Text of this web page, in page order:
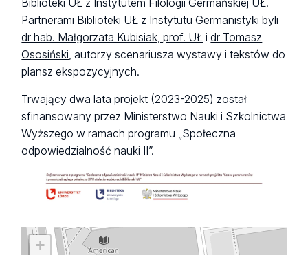
Biblioteki UŁ z Instytutem Filologii Germańskiej UŁ.
Partnerami Biblioteki UŁ z Instytutu Germanistyki byli
dr hab. Małgorzata Kubisiak, prof. UŁ idr Tomasz
Ososiński, autorzy scenariusza wystawy i tekstów do
plansz ekspozycyjnych.
Trwający dwa lata projekt (2023-2025) został
sfinansowany przez Ministerstwo Nauki i Szkolnictwa
Wyższego w ramach programu „Społeczna
odpowiedzialność nauki II”.
+